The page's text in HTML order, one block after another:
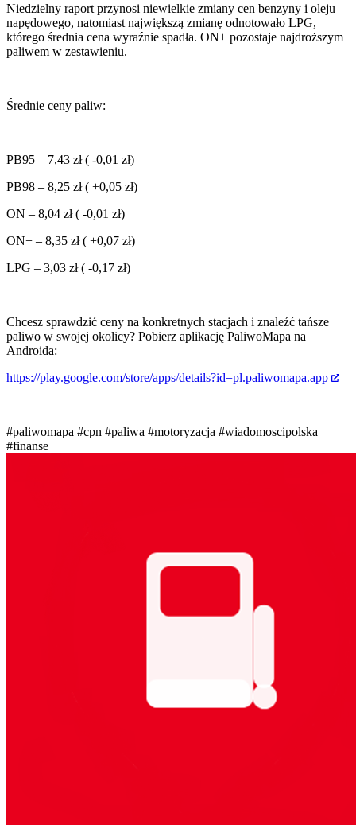
Niedzielny raport przynosi niewielkie zmiany cen benzyny i oleju
napędowego, natomiast największą zmianę odnotowało LPG,
którego średnia cena wyraźnie spadła. ON+ pozostaje najdroższym
paliwem w zestawieniu.
Średnie ceny paliw:
PB95 – 7,43 zł ( -0,01 zł)
PB98 – 8,25 zł ( +0,05 zł)
ON – 8,04 zł ( -0,01 zł)
ON+ – 8,35 zł ( +0,07 zł)
LPG – 3,03 zł ( -0,17 zł)
Chcesz sprawdzić ceny na konkretnych stacjach i znaleźć tańsze
paliwo w swojej okolicy? Pobierz aplikację PaliwoMapa na
Androida:
https://play.google.com/store/apps/details?id=pl.paliwomapa.app
#paliwomapa #cpn #paliwa #motoryzacja #wiadomoscipolska
#finanse